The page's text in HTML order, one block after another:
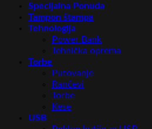
Specijalna Ponuda
Tampon štampa
Tehnologija
Power Bank
Tehnička oprema
Torbe
Putovanje
Rančevi
Torbe
Kese
USB